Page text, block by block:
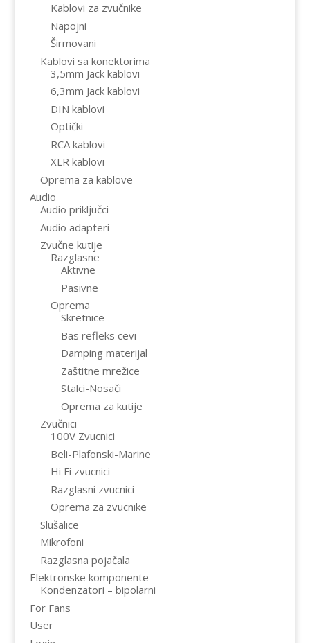
Kablovi za zvučnike
Napojni
Širmovani
Kablovi sa konektorima
3,5mm Jack kablovi
6,3mm Jack kablovi
DIN kablovi
Optički
RCA kablovi
XLR kablovi
Oprema za kablove
Audio
Audio priključci
Audio adapteri
Zvučne kutije
Razglasne
Aktivne
Pasivne
Oprema
Skretnice
Bas refleks cevi
Damping materijal
Zaštitne mrežice
Stalci-Nosači
Oprema za kutije
Zvučnici
100V Zvucnici
Beli-Plafonski-Marine
Hi Fi zvucnici
Razglasni zvucnici
Oprema za zvucnike
Slušalice
Mikrofoni
Razglasna pojačala
Elektronske komponente
Kondenzatori – bipolarni
For Fans
User